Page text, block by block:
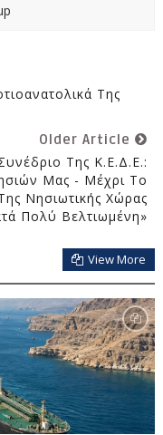
Της
Older Article
Της Κ.Ε.Δ.Ε.:
Μας - Μέχρι Το
Νησιωτικής Χώρας
Πολύ Βελτιωμένη»
View More